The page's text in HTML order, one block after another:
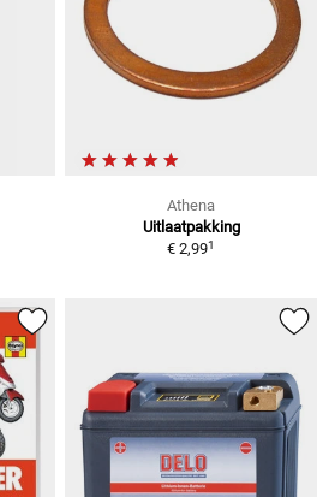
Athena
Uitlaatpakking
€ 2,991